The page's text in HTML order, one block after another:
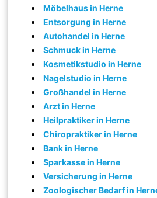
Möbelhaus in Herne
Entsorgung in Herne
Autohandel in Herne
Schmuck in Herne
Kosmetikstudio in Herne
Nagelstudio in Herne
Großhandel in Herne
Arzt in Herne
Heilpraktiker in Herne
Chiropraktiker in Herne
Bank in Herne
Sparkasse in Herne
Versicherung in Herne
Zoologischer Bedarf in